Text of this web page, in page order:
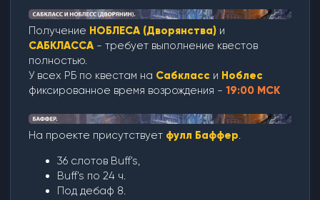
Получение НОБЛЕСА (Дворянства) и
САБКЛАССА - требует выполнение квестов
полностью.
У всех РБ по квестам на Сабкласс и Ноблес
фиксированное время возрождения -19:00 МСК
На проекте присутствует фулл Баффер.
36 слотов Buff's,
Buff's по 24 ч.
Под дебаф 8.